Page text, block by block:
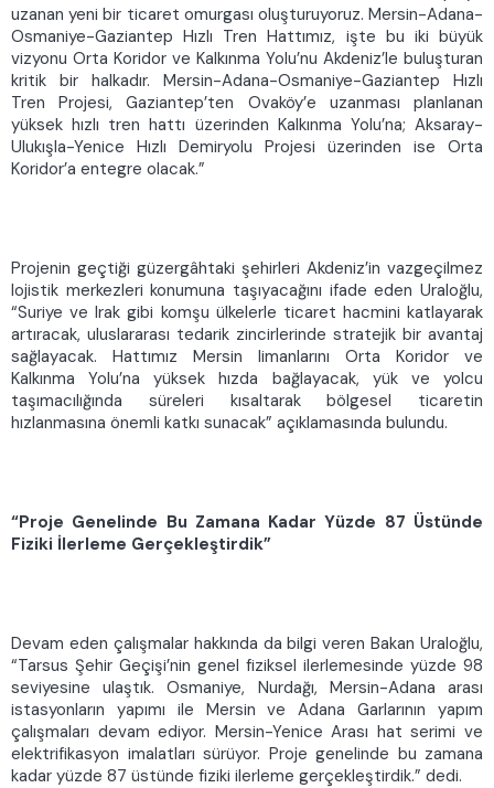
uzanan yeni bir ticaret omurgası oluşturuyoruz. Mersin-Adana-
Osmaniye-Gaziantep Hızlı Tren Hattımız, işte bu iki büyük
vizyonu Orta Koridor ve Kalkınma Yolu’nu Akdeniz’le buluşturan
kritik bir halkadır. Mersin-Adana-Osmaniye-Gaziantep Hızlı
Tren Projesi, Gaziantep’ten Ovaköy’e uzanması planlanan
yüksek hızlı tren hattı üzerinden Kalkınma Yolu’na; Aksaray-
Ulukışla-Yenice Hızlı Demiryolu Projesi üzerinden ise Orta
Koridor’a entegre olacak.”
Projenin geçtiği güzergâhtaki şehirleri Akdeniz’in vazgeçilmez
lojistik merkezleri konumuna taşıyacağını ifade eden Uraloğlu,
“Suriye ve Irak gibi komşu ülkelerle ticaret hacmini katlayarak
artıracak, uluslararası tedarik zincirlerinde stratejik bir avantaj
sağlayacak. Hattımız Mersin limanlarını Orta Koridor ve
Kalkınma Yolu’na yüksek hızda bağlayacak, yük ve yolcu
taşımacılığında süreleri kısaltarak bölgesel ticaretin
hızlanmasına önemli katkı sunacak” açıklamasında bulundu.
“Proje Genelinde Bu Zamana Kadar Yüzde 87 Üstünde
Fiziki İlerleme Gerçekleştirdik”
Devam eden çalışmalar hakkında da bilgi veren Bakan Uraloğlu,
“Tarsus Şehir Geçişi’nin genel fiziksel ilerlemesinde yüzde 98
seviyesine ulaştık. Osmaniye, Nurdağı, Mersin-Adana arası
istasyonların yapımı ile Mersin ve Adana Garlarının yapım
çalışmaları devam ediyor. Mersin-Yenice Arası hat serimi ve
elektrifikasyon imalatları sürüyor. Proje genelinde bu zamana
kadar yüzde 87 üstünde fiziki ilerleme gerçekleştirdik.” dedi.